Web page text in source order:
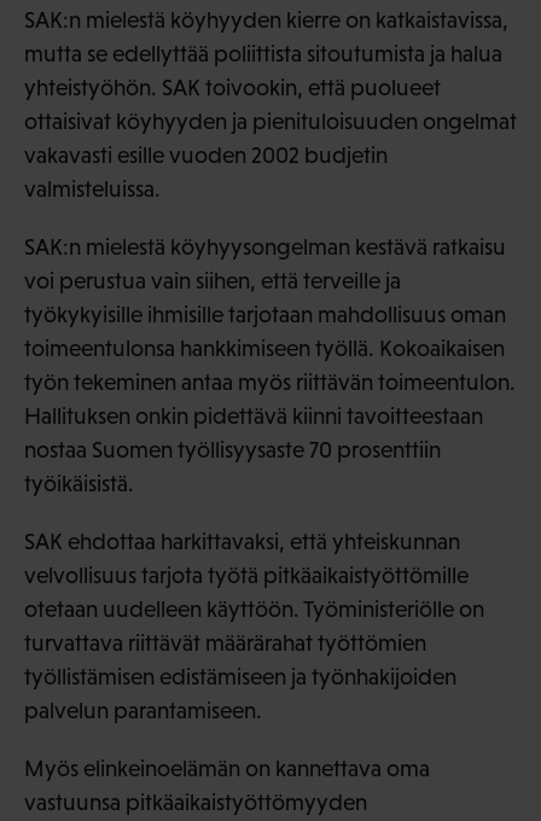
SAK:n mielestä köyhyyden kierre on katkaistavissa,
mutta se edellyttää poliittista sitoutumista ja halua
yhteistyöhön. SAK toivookin, että puolueet
ottaisivat köyhyyden ja pienituloisuuden ongelmat
vakavasti esille vuoden 2002 budjetin
valmisteluissa.
SAK:n mielestä köyhyysongelman kestävä ratkaisu
voi perustua vain siihen, että terveille ja
työkykyisille ihmisille tarjotaan mahdollisuus oman
toimeentulonsa hankkimiseen työllä. Kokoaikaisen
työn tekeminen antaa myös riittävän toimeentulon.
Hallituksen onkin pidettävä kiinni tavoitteestaan
nostaa Suomen työllisyysaste 70 prosenttiin
työikäisistä.
SAK ehdottaa harkittavaksi, että yhteiskunnan
velvollisuus tarjota työtä pitkäaikaistyöttömille
otetaan uudelleen käyttöön. Työministeriölle on
turvattava riittävät määrärahat työttömien
työllistämisen edistämiseen ja työnhakijoiden
palvelun parantamiseen.
Myös elinkeinoelämän on kannettava oma
vastuunsa pitkäaikaistyöttömyyden